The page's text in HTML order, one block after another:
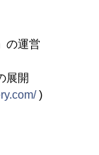
運営
開
)